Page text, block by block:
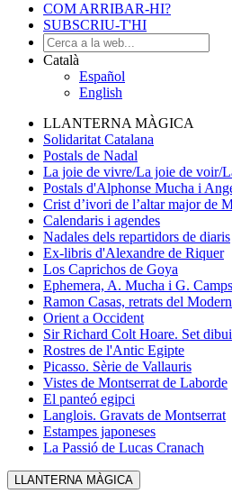
COM ARRIBAR-HI?
SUBSCRIU-T'HI
Català
Español
English
LLANTERNA MÀGICA
Solidaritat Catalana
Postals de Nadal
La joie de vivre/La joie de voir/
Postals d'Alphonse Mucha i
Crist d’ivori de l’altar major de
Calendaris i agendes
Nadales dels repartidors de diaris
Ex-libris d'Alexandre de Riquer
Los Caprichos de Goya
Ephemera, A. Mucha i G. Camps
Ramon Casas, retrats del
Orient a Occident
Sir Richard Colt Hoare. Set
Rostres de l'Antic Egipte
Picasso. Sèrie de Vallauris
Vistes de Montserrat de Laborde
El panteó egipci
Langlois. Gravats de Montserrat
Estampes japoneses
La Passió de Lucas Cranach
LLANTERNA MÀGICA